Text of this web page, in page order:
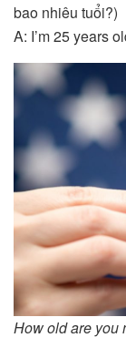
bao nhiêu tuổi?)
A: I’m 25 years
How old are you